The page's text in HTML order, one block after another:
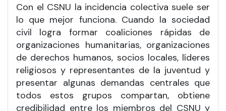
Con el CSNU la incidencia colectiva suele ser
lo que mejor funciona. Cuando la sociedad
civil logra formar coaliciones rápidas de
organizaciones humanitarias, organizaciones
de derechos humanos, socios locales, líderes
religiosos y representantes de la juventud y
presentar algunas demandas centrales que
todos estos grupos compartan, obtiene
credibilidad entre los miembros del CSNU y